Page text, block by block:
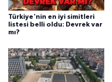
Türkiye'nin en iyi simitleri
listesi belli oldu: Devrek var
mı?